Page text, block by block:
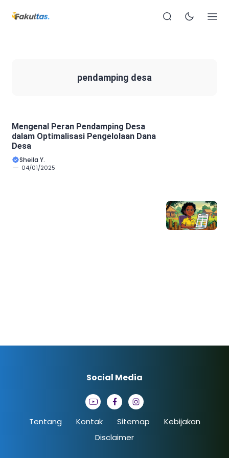
pendamping desa
Mengenal Peran Pendamping Desa
dalam Optimalisasi Pengelolaan Dana
Desa
Sheila Y.
04/01/2025
Tentang Kontak Sitemap
Kebijakan
Disclaimer
Social Media